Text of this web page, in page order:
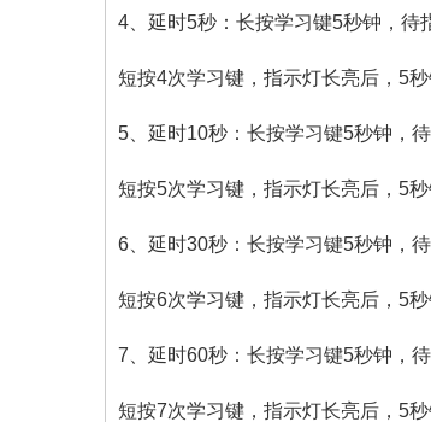
4、延时5秒：长按学习键5秒钟，待
短按4次学习键，指示灯长亮后，5
5、延时10秒：长按学习键5秒钟，
短按5次学习键，指示灯长亮后，5
6、延时30秒：长按学习键5秒钟，
短按6次学习键，指示灯长亮后，5
7、延时60秒：长按学习键5秒钟，
短按7次学习键，指示灯长亮后，5